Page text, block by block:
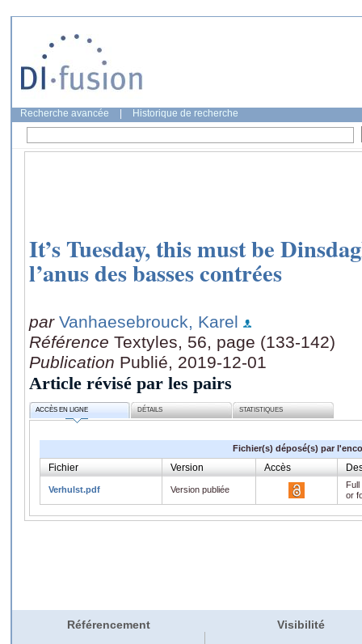
Recherche avancée Historique de recherche
It’s Tuesday, this must be
l’anus des basses contrées
par Vanhaesebrouck, Karel
Référence Textyles, 56, page (133-142)
Publication Publié, 2019-12-01
Article révisé par les pairs
ACCÈS EN LIGNE DÉTAILS STATISTIQUES
Fichier(s) déposé(s) par
Fichier Version Accès
Verhulst.pdf Version publiée
or
Référencement Visibilité